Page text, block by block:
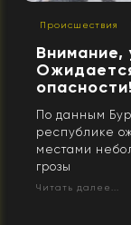
Происшествия
Внимание,
опасности!
По данным
республике
местами
грозы
Читать далее...